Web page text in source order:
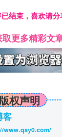
结束，喜欢请
更多精彩文
版权声明
客
www.qsy0.com/